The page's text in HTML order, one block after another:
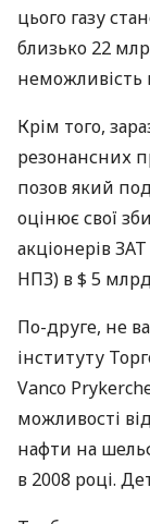
цього газу
близько 22
неможливість
Крім того,
резонансних
позов який
оцінює свої
акціонерів
НПЗ) в $ 5
По-друге, не
інституту
Vanco
можливості
нафти на
в 2008 році.